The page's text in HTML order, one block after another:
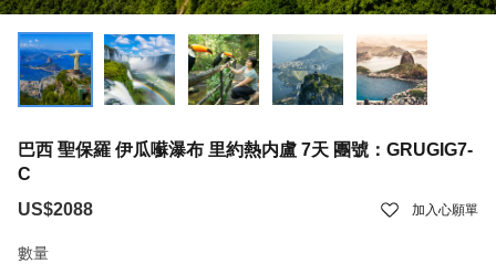
巴西 聖保羅 伊瓜囌瀑布 里約熱内盧 7天 團號：GRUGIG7-
C
US$2088
加入心願單
數量